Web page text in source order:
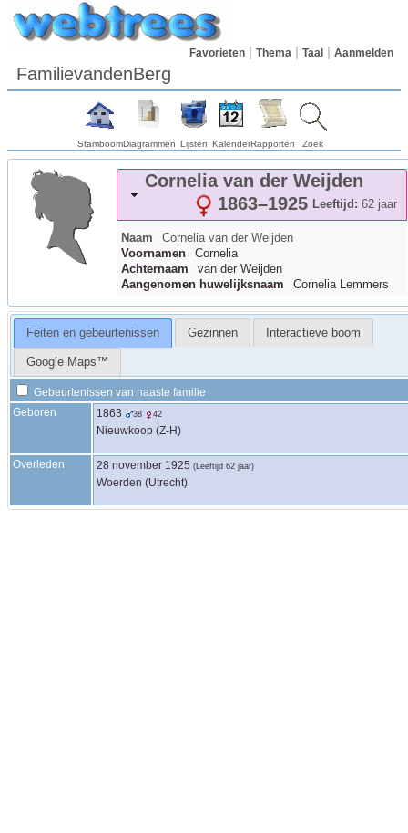
Favorieten Thema Taal Aanmelden
FamilievandenBerg
StamboomDiagrammen Lijsten KalenderRapporten Zoek
Cornelia van der Weijden
Leeftijd: 62 jaar
1863–1925
Naam Cornelia van der Weijden
Voornamen
Cornelia
Achternaam
van der Weijden
Aangenomen huwelijksnaam
Cornelia Lemmers
Feiten en gebeurtenissen Gezinnen Interactieve boom
Google Maps™
Gebeurtenissen van naaste familie
Geboren
1863 38 42
Nieuwkoop (Z-H)
Overleden 28 november 1925 (Leeftijd 62 jaar)
Woerden (Utrecht)